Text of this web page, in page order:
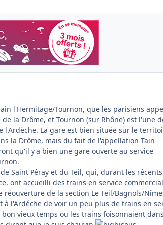
l'Hermitage/Tournon, que les parisiens
la Drôme, et Tournon (sur Rhône) est l'une
l'Ardèche. La gare est bien située sur le
la Drôme, mais du fait de l'appellation Tain
qu'il y'a bien une gare ouverte au service
Saint Péray et du Teil, qui, durant les récents
ont accueilli des trains en service commercial
réouverture de la section Le Teil/Bagnols/
l'Ardéche de voir un peu plus de trains en
vieux temps ou les trains foisonnaient